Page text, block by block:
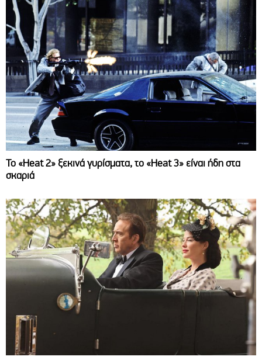
Το «Heat 2» ξεκινά γυρίσματα, το «Heat 3» είναι ήδη στα
σκαριά